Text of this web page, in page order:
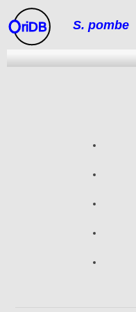
riDB S. pombe